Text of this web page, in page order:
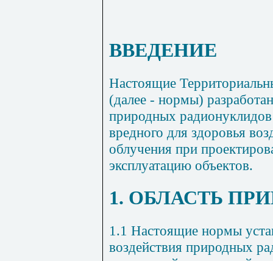
ВВЕДЕНИЕ
Настоящие
(далее - нормы)
природных
вредного для здоровья
облучения при
эксплуатацию объектов.
1. ОБЛАСТЬ
1.1 Настоящие нормы
воздействия природных